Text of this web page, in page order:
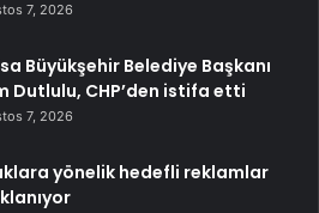
7, 2026
Büyükşehir Belediye Başkanı
Dutlulu, CHP’den istifa etti
7, 2026
yönelik hedefli reklamlar